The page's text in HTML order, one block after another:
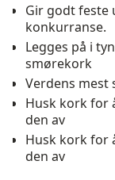
Gir godt feste
konkurranse.
Legges på i
smørekork
Verdens mest
Husk kork for
den av
Husk kork for
den av